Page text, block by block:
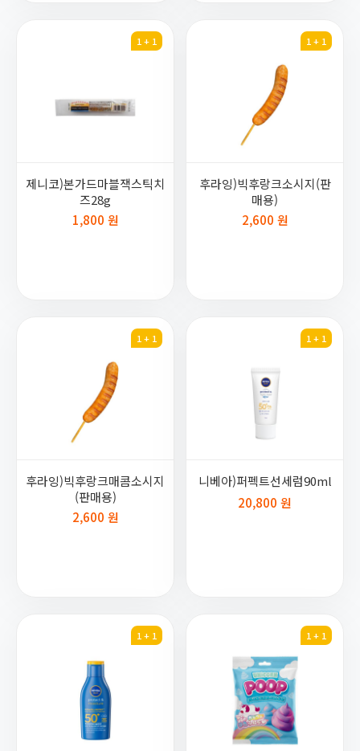
1 + 1
제니코)본가드마블잭스틱치
즈28g
1,800 원
1 + 1
후라잉)빅후랑크소시지(판
매용)
2,600 원
1 + 1
후라잉)빅후랑크매콤소시지
(판매용)
2,600 원
1 + 1
니베아)퍼펙트선세럼90ml
20,800 원
1 + 1 1 + 1